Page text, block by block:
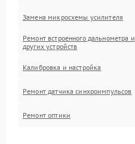
Замена микросхемы усилителя
Ремонт встроенного дальнометра и
других устройств
Калибровка и настройка
Ремонт датчика синхроимпульсов
Ремонт оптики